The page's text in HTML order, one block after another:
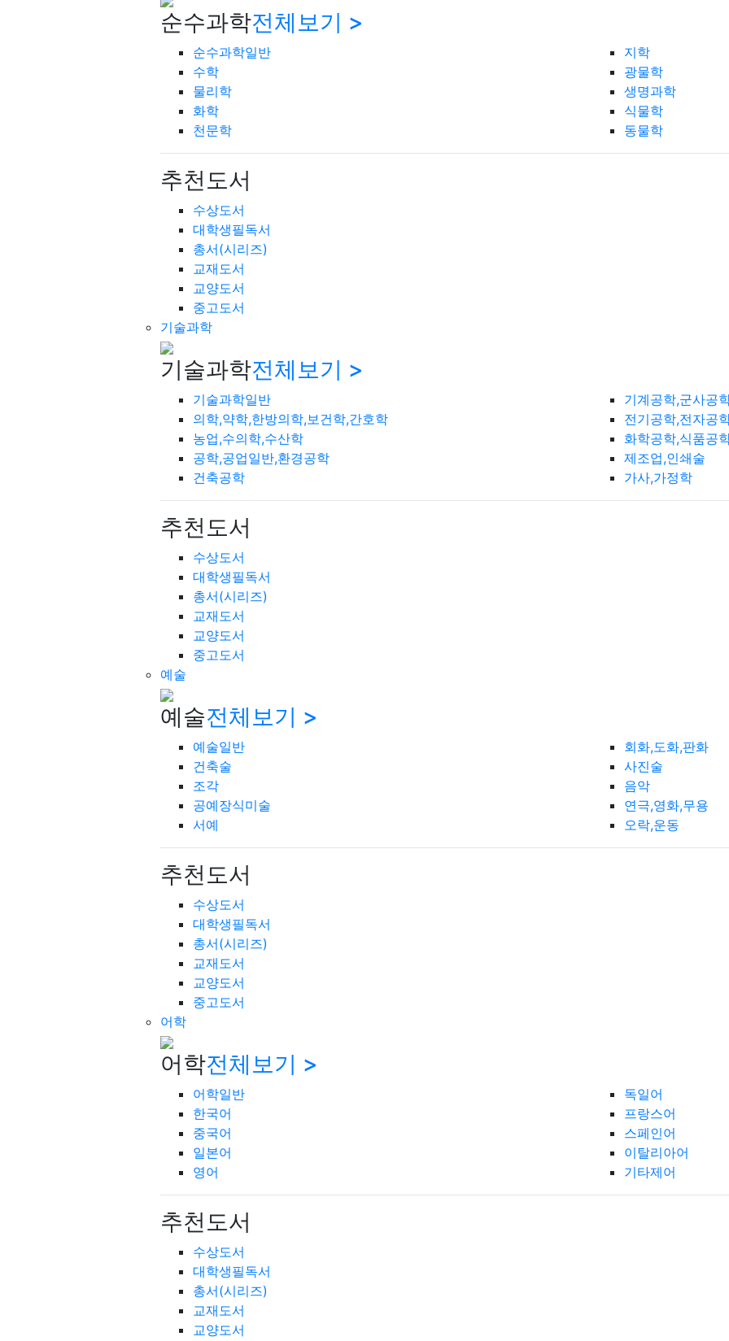
순수과학전체보기 >
순수과학일반
수학
물리학
화학
천문학
지학
광물학
생명과학
식물학
동물학
추천도서
수상도서
대학생필독서
총서(시리즈)
교재도서
교양도서
중고도서
기술과학
기술과학전체보기 >
기술과학일반
의학,약학,한방의학,보건학,간호학
농업,수의학,수산학
공학,공업일반,환경공학
건축공학
기계공학,군사공
전기공학,전자공
화학공학,식품공
제조업,인쇄술
가사,가정학
추천도서
수상도서
대학생필독서
총서(시리즈)
교재도서
교양도서
중고도서
예술
예술전체보기 >
예술일반
건축술
조각
공예장식미술
서예
회화,도화,판화
사진술
음악
연극,영화,무용
오락,운동
추천도서
수상도서
대학생필독서
총서(시리즈)
교재도서
교양도서
중고도서
어학
어학전체보기 >
어학일반
한국어
중국어
일본어
영어
독일어
프랑스어
스페인어
이탈리아어
기타제어
추천도서
수상도서
대학생필독서
총서(시리즈)
교재도서
교양도서